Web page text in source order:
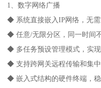
1、数字网络广播
◆ 系统直接嵌入IP网络，无
◆ 任意/无限分区，同一时间
◆ 多任务预设管理模式，实
◆ 支持跨网关远程传输和集中
◆ 嵌入式结构的硬件终端，